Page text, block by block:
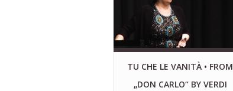
TU CHE LE VANITÀ • FROM
„DON CARLO“ BY VERDI